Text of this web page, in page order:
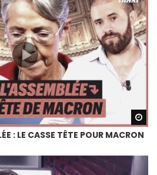
: LE CASSE TÊTE POUR MACRON